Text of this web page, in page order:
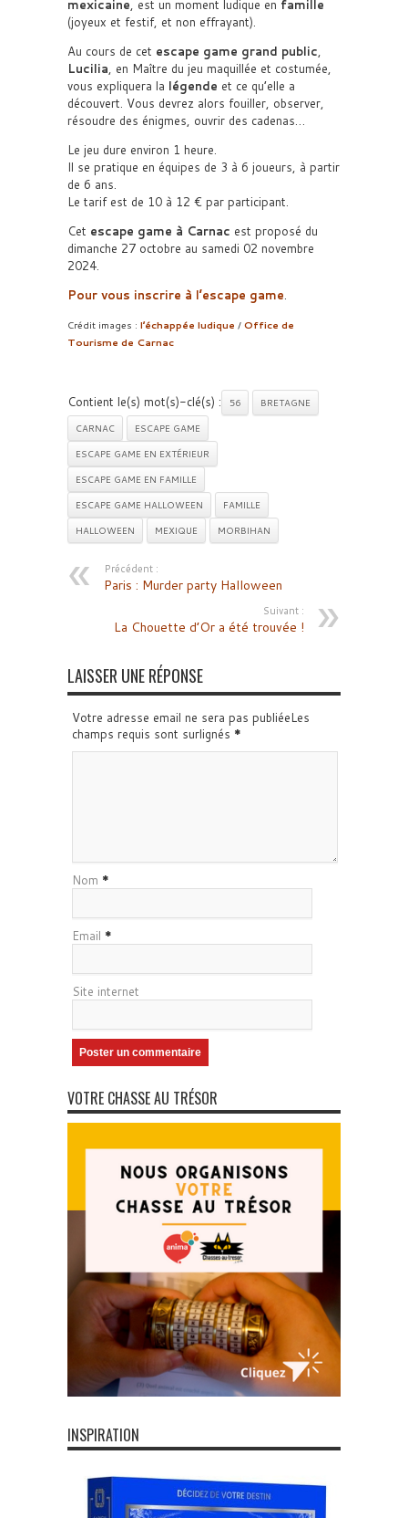
mexicaine, est un moment ludique en famille
(joyeux et festif, et non effrayant).
Au cours de cet escape game grand public,
Lucilia, en Maître du jeu maquillée et costumée,
vous expliquera la légende et ce qu’elle a
découvert. Vous devrez alors fouiller, observer,
résoudre des énigmes, ouvrir des cadenas…
Le jeu dure environ 1 heure.
Il se pratique en équipes de 3 à 6 joueurs, à partir
de 6 ans.
Le tarif est de 10 à 12 € par participant.
Cet escape game à Carnac est proposé du
dimanche 27 octobre au samedi 02 novembre
2024.
Pour vous inscrire à l’escape game.
Crédit images : l’échappée ludique / Office de
Tourisme de Carnac
Contient le(s) mot(s)-clé(s) : 56
BRETAGNE
CARNAC
ESCAPE GAME
ESCAPE GAME EN EXTÉRIEUR
ESCAPE GAME EN FAMILLE
ESCAPE GAME HALLOWEEN
FAMILLE
HALLOWEEN
MEXIQUE MORBIHAN
Précédent :
Paris : Murder party Halloween
Suivant :
La Chouette d’Or a été trouvée !
LAISSER UNE RÉPONSE
Votre adresse email ne sera pas publiéeLes
champs requis sont surlignés *
Nom *
Email *
Site internet
VOTRE CHASSE AU TRÉSOR
INSPIRATION